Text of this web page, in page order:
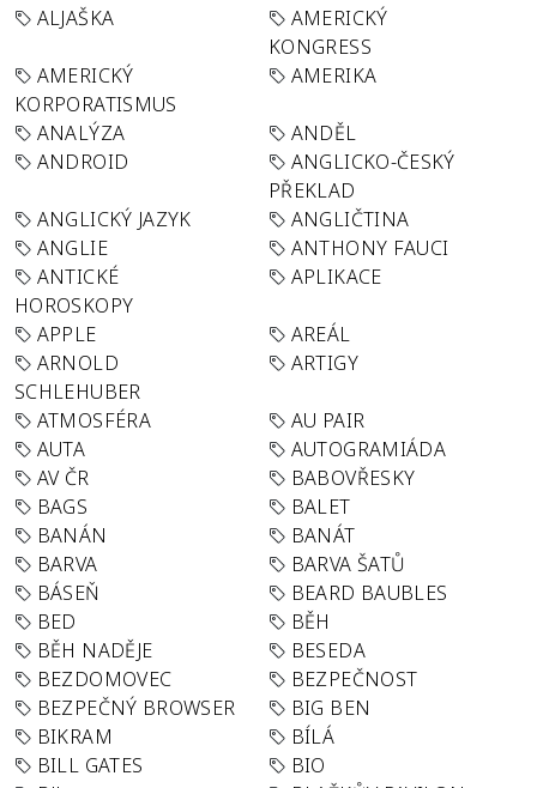
ALJAŠKA
AMERICKÝ
KONGRESS
AMERICKÝ
KORPORATISMUS
AMERIKA
ANALÝZA
ANDĚL
ANDROID
ANGLICKO-ČESKÝ
PŘEKLAD
ANGLICKÝ JAZYK
ANGLIČTINA
ANGLIE
ANTHONY FAUCI
ANTICKÉ
HOROSKOPY
APLIKACE
APPLE
AREÁL
ARNOLD
SCHLEHUBER
ARTIGY
ATMOSFÉRA
AU PAIR
AUTA
AUTOGRAMIÁDA
AV ČR
BABOVŘESKY
BAGS
BALET
BANÁN
BANÁT
BARVA
BARVA ŠATŮ
BÁSEŇ
BEARD BAUBLES
BED
BĚH
BĚH NADĚJE
BESEDA
BEZDOMOVEC
BEZPEČNOST
BEZPEČNÝ BROWSER
BIG BEN
BIKRAM
BÍLÁ
BILL GATES
BIO